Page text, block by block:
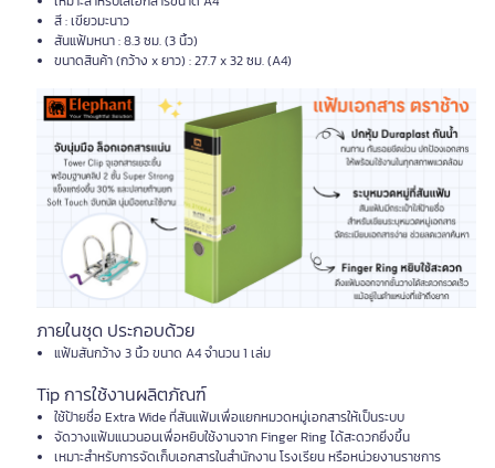
สี : เขียวมะนาว
สันแฟ้มหนา : 8.3 ซม. (3 นิ้ว)
ขนาดสินค้า (กว้าง x ยาว) : 27.7 x 32 ซม. (A4)
ภายในชุด ประกอบด้วย
แฟ้มสันกว้าง 3 นิ้ว ขนาด A4 จำนวน 1 เล่ม
Tip การใช้งานผลิตภัณฑ์
ใช้ป้ายชื่อ Extra Wide ที่สันแฟ้มเพื่อแยกหมวดหมู่เอกสารให้เป็นระบบ
จัดวางแฟ้มแนวนอนเพื่อหยิบใช้งานจาก Finger Ring ได้สะดวกยิ่งขึ้น
เหมาะสำหรับการจัดเก็บเอกสารในสำนักงาน โรงเรียน หรือหน่วยงานราชการ